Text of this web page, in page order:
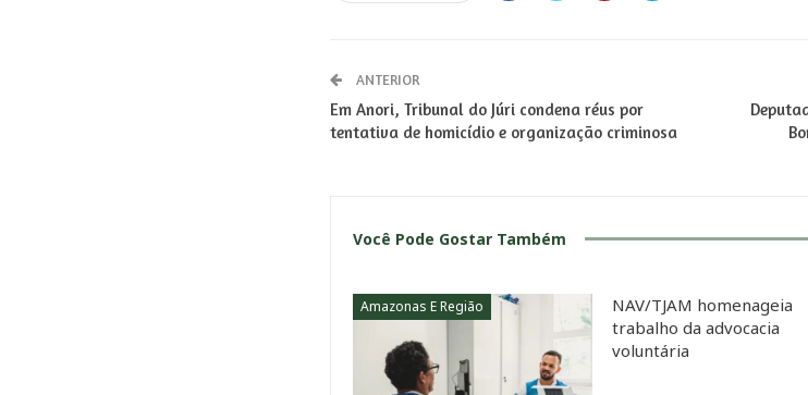
ANTERIOR
Em Anori, Tribunal do Júri condena réus por
tentativa de homicídio e organização criminosa
Você Pode Gostar Também
Amazonas E Região
NAV/TJAM homenageia
trabalho da advocacia
voluntária